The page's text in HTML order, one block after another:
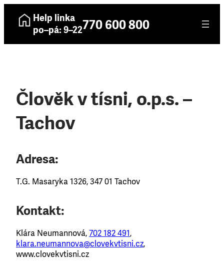
Help linka
po–pá: 9–22770 600 800
Člověk v tísni, o.p.s. –
Tachov
Adresa:
T.G. Masaryka 1326, 347 01 Tachov
Kontakt:
Klára Neumannová,702 182 491,
klara.neumannova@clovekvtisni.cz,
www.clovekvtisni.cz